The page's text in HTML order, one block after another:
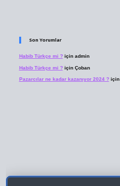
Son Yorumlar
Habib Türkçe mi ?için admin
Habib Türkçe mi ?için Çoban
Pazarcılar ne kadar kazanıyor 2024 ?için